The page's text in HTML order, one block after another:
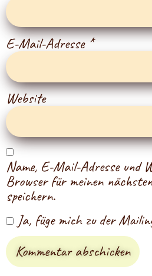
E-Mail-Adresse*
Website
Name, E-Mail-Adresse und
Browser für meinen
speichern.
Ja, füge mich zu der